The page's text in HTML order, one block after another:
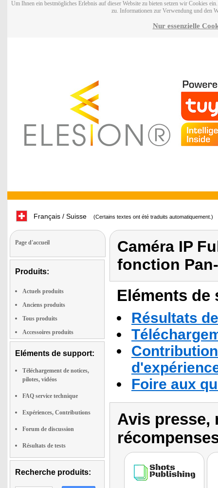
Um Ihnen ein bestmögliches Erlebnis auf dieser Website zu bieten setzen wir Cookies
zu. Informationen zur Verwendung und den
Nur essenzielle
Français / Suisse (Certains textes ont été traduits automatiquement.)
Page d'accueil
Produits:
Actuels produits
Anciens produits
Tous produits
Accessoires produits
Eléments de support:
Téléchargement de notices,
pilotes, vidéos
FAQ service technique
Expériences, Contributions
Forum de discussion
Résultats de tests
Recherche produits:
Caméra IP
fonction
Eléments
Résultats
Foire aux
Avis presse,